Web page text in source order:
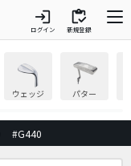
login
ログイン
inventory
新規登録
ウェッジ パター
#G440